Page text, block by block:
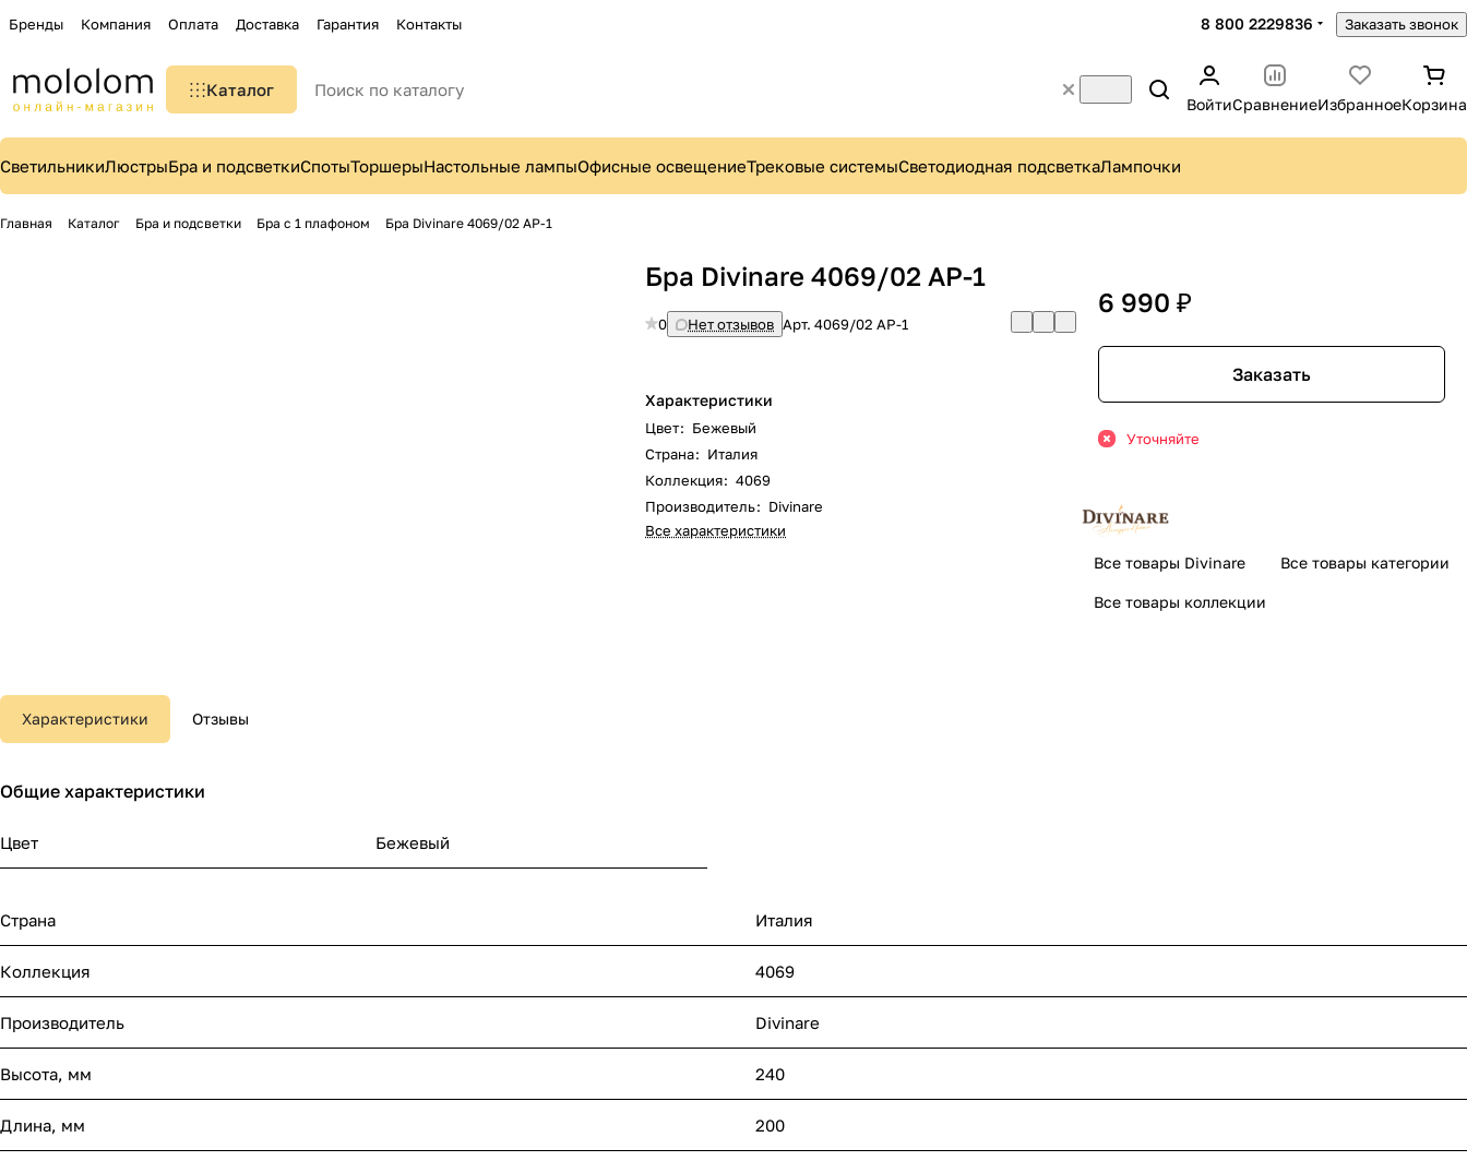
Бренды Компания Оплата Доставка Гарантия Контакты 8 800 2229836 Заказать звонок
Каталог
ВойтиСравнениеИзбранноеКорзина
СветильникиЛюстрыБра и подсветкиСпотыТоршерыНастольные лампыОфисные освещениеТрековые системыСветодиодная подсветкаЛампочки
Главная Каталог Бра и подсветки Бра с 1 плафоном Бра Divinare 4069/02 AP-1
Бра Divinare 4069/02 AP-1
0 Нет отзывов Арт.4069/02 AP-1
Характеристики
Цвет: Бежевый
Страна: Италия
Коллекция: 4069
Производитель: Divinare
Все характеристики
6 990 ₽
Заказать
Уточняйте
Все товары Divinare Все товары категории
Все товары коллекции
Характеристики Отзывы
Общие характеристики
Цвет Бежевый
Страна Италия
Коллекция 4069
Производитель Divinare
Высота, мм 240
Длина, мм 200